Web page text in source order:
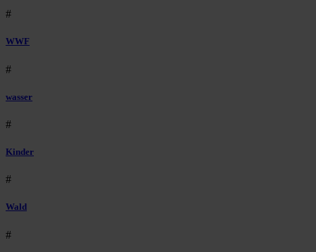
#
WWF
#
wasser
#
Kinder
#
Wald
#